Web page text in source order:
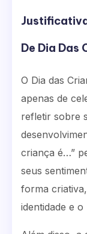
De Dia Das
O Dia das
apenas de
refletir sobre
criança é…”
seus
forma
identidade e